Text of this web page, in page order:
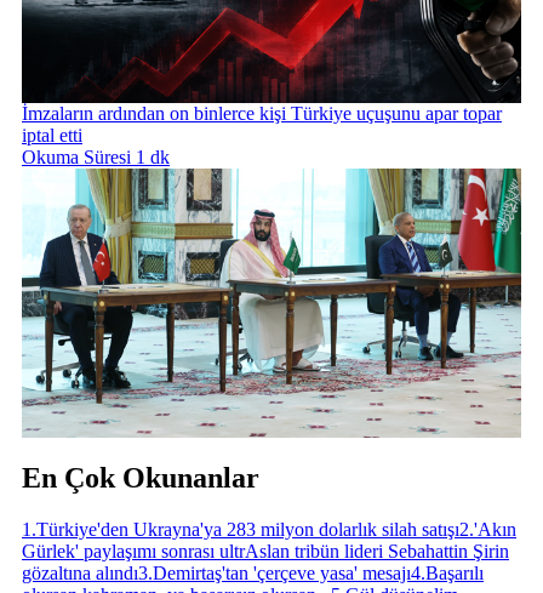
İmzaların ardından on binlerce kişi Türkiye uçuşunu apar topar
iptal etti
Okuma Süresi 1 dk
En Çok Okunanlar
1 .Türkiye'den Ukrayna'ya 283 milyon dolarlık silah satışı2.'Akın
Gürlek' paylaşımı sonrası ultrAslan tribün lideri Sebahattin Şirin
gözaltına alındı3.Demirtaş'tan 'çerçeve yasa' mesajı4.Başarılı